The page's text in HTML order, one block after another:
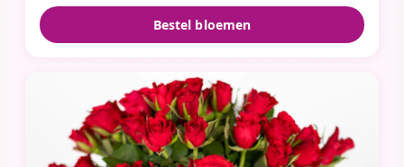
Bestel bloemen